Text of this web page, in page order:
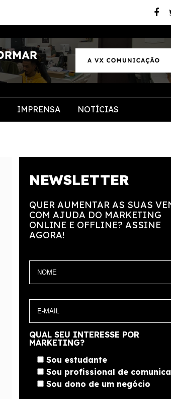
IMPRENSA NOTÍCIAS
NEWSLETTER
QUER AUMENTAR AS SUAS
COM AJUDA DO MARKETING
ONLINE E OFFLINE? ASSINE
AGORA!
QUAL SEU INTERESSE POR
MARKETING?
Sou estudante
Sou profissional de
Sou dono de um negócio